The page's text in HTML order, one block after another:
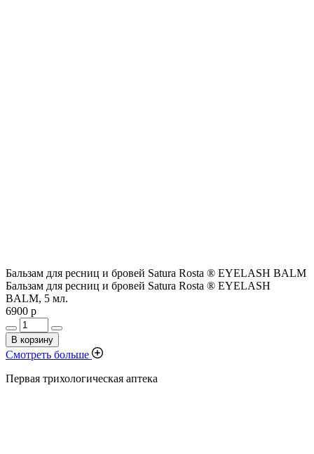
Бальзам для ресниц и бровей Satura Rosta ® EYELASH BALM
Бальзам для ресниц и бровей Satura Rosta ® EYELASH
BALM, 5 мл.
6900 р
В корзину
Смотреть больше
Первая трихологическая аптека